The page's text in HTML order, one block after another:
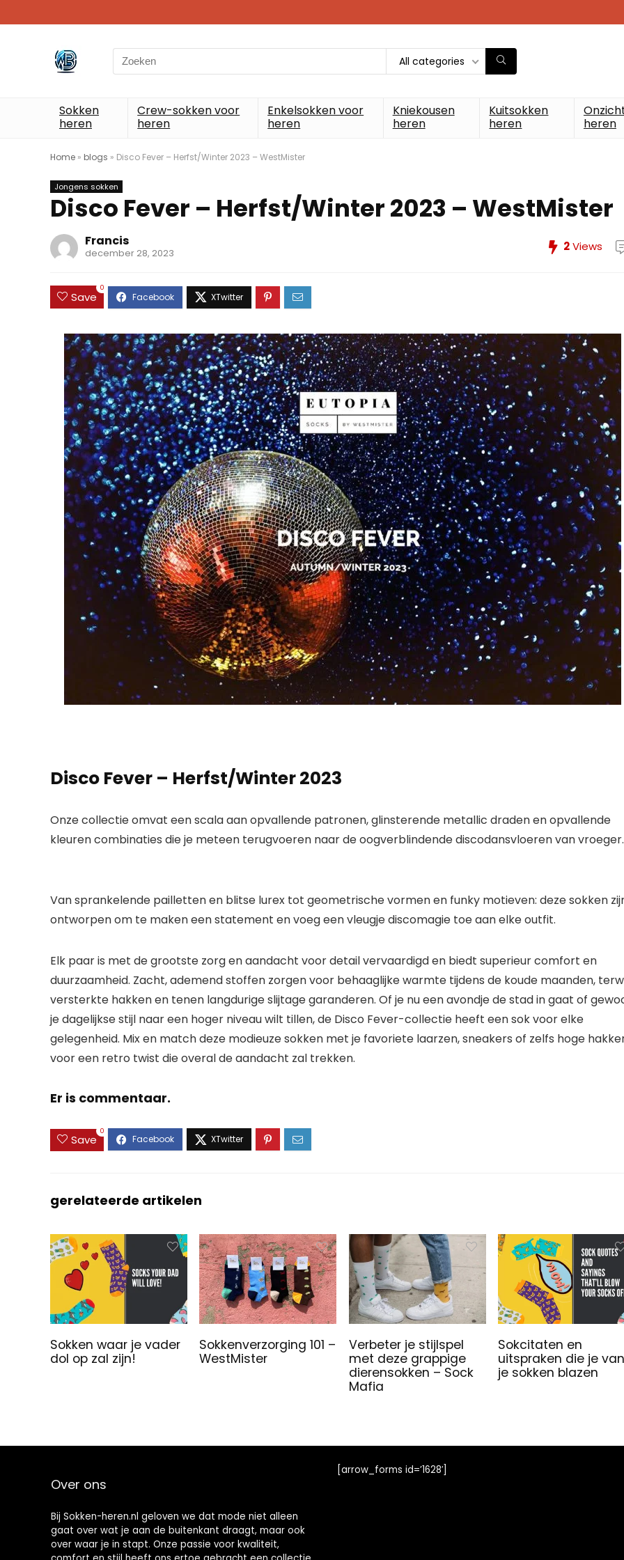
Search
for:
All categories
Sokken
heren
Crew-sokken voor
heren
Enkelsokken voor
heren
Kniekousen
heren
Kuitsokken
heren
heren
Home » blogs » Disco Fever – Herfst/Winter 2023 – WestMister
Jongens sokken
Disco Fever – Herfst/Winter 2023 – WestMister
Francis
december 28, 2023 2Views
Save
0
Disco Fever – Herfst/Winter 2023
Onze collectie omvat een scala aan opvallende patronen, glinsterende metallic draden en opvallende
kleurencombinaties die je meteen terugvoeren naar de oogverblindende discodansvloeren van vroeger.
Van sprankelende pailletten en blitse lurex tot geometrische vormen en funky motieven: deze sokken
ontworpen om te makeneen statement en voeg een vleugje discomagie toe aan elke outfit.
Elk paar is met de grootste zorg en aandacht voor detail vervaardigd en biedt superieur comfort en
duurzaamheid. Zacht, ademendstoffen zorgen voor behaaglijke warmte tijdens de koude maanden,
versterkte hakken en tenen langdurige slijtage garanderen. Of je nu een avondje de stad in gaat of
je dagelijkse stijl naar een hoger niveau wilt tillen, de Disco Fever-collectie heeft een sok voor elke
gelegenheid. Mix en match deze modieuze sokken met je favoriete laarzen, sneakers of zelfs hoge
voor een retro twist die overal de aandacht zal trekken.
Er is commentaar.
Save
0
gerelateerde artikelen
Sokken waar je vader
dol op zal zijn!
Sokkenverzorging 101 –
WestMister
Verbeter je stijlspel
met deze grappige
dierensokken – Sock
Mafia
Sokcitaten en
uitspraken die je van
je sokken blazen
Over ons
Bij Sokken-heren.nl geloven we dat mode niet alleen
gaat over wat je aan de buitenkant draagt, maar ook
over waar je in stapt. Onze passie voor kwaliteit,
[arrow_forms id=’1628′]